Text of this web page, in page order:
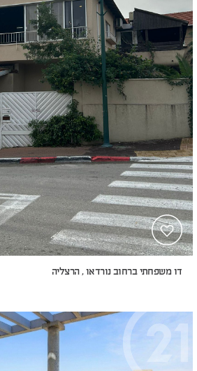
דו משפחתי ברחוב נורדאו , הרצליה